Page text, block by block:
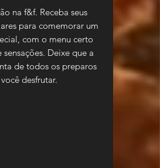
na f&f. Receba seus
para comemorar um
com o menu certo
Deixe que a
de todos os preparos
desfrutar.